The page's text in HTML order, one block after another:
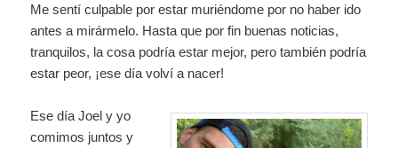
Me sentí culpable por estar muriéndome por no haber ido
antes a mirármelo. Hasta que por fin buenas noticias,
tranquilos, la cosa podría estar mejor, pero también podría
estar peor, ¡ese día volví a nacer!
Ese día Joel y yo
comimos juntos y